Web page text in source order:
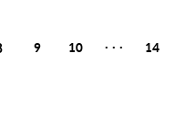
9 10 ··· 14